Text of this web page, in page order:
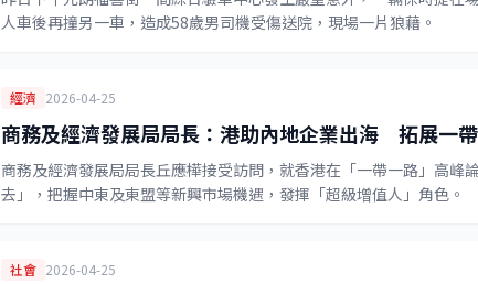
人車後再撞另一車，造成58歲男司機受傷送院，現場一片狼藉。
經濟 2026-04-25
商務及經濟發展局局長：港助內地企業出海 拓展一
商務及經濟發展局局長丘應樺接受訪問，就香港在「一帶一路」高峰
去」，把握中東及東盟等新興市場機遇，發揮「超級增值人」角色。
社會 2026-04-25